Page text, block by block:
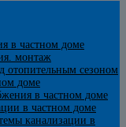
в частном доме
монтаж
отопительным сезоном
доме
в частном доме
в частном доме
канализации в